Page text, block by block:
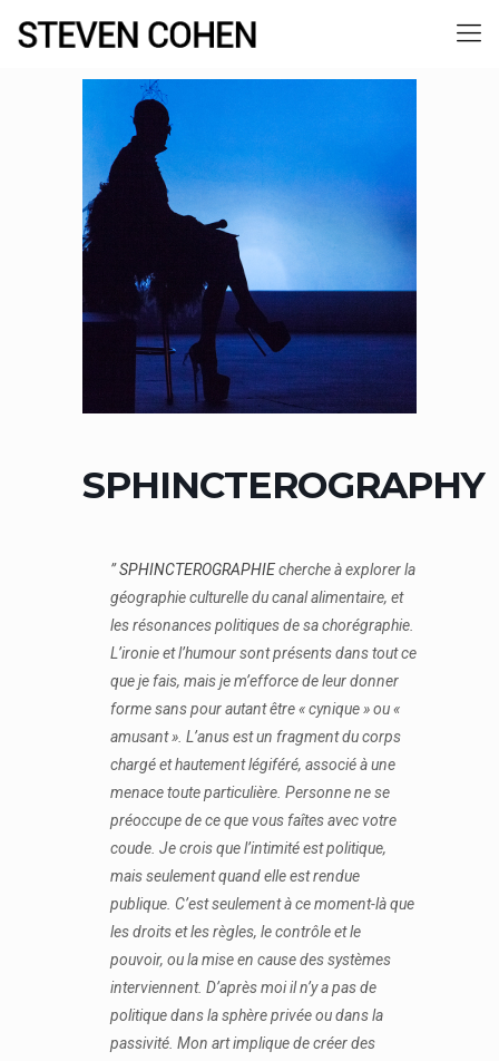
SPHINCTEROGRAPHY
”SPHINCTEROGRAPHIEcherche à explorer la
géographie culturelle du canal alimentaire, et
les résonances politiques de sa chorégraphie.
L’ironie et l’humour sont présents dans tout ce
que je fais, mais je m’efforce de leur donner
forme sans pour autant être « cynique » ou «
amusant ». L’anus est un fragment du corps
chargé et hautement légiféré, associé à une
menace toute particulière. Personne ne se
préoccupe de ce que vous faîtes avec votre
coude. Je crois que l’intimité est politique,
mais seulement quand elle est rendue
publique. C’est seulement à ce moment-là que
les droits et les règles, le contrôle et le
pouvoir, ou la mise en cause des systèmes
interviennent. D’après moi il n’y a pas de
politique dans la sphère privée ou dans la
passivité. Mon art implique de créer des